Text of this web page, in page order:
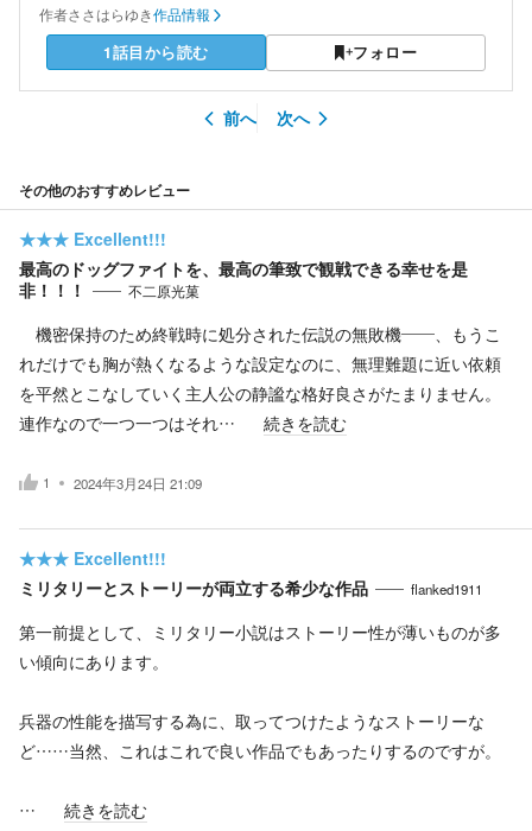
作者ささはらゆき作品情報
1話目から読む フォロー
前へ 次へ
その他のおすすめレビュー
★★★ Excellent!!!
最高のドッグファイトを、最高の筆致で観戦できる幸せを是
非！！！
不二原光菓
機密保持のため終戦時に処分された伝説の無敗機――、もうこ
れだけでも胸が熱くなるような設定なのに、無理難題に近い依頼
を平然とこなしていく主人公の静謐な格好良さがたまりません。
連作なので一つ一つはそれ…
続きを読む
1 2024年3月24日 21:09
★★★ Excellent!!!
ミリタリーとストーリーが両立する希少な作品
flanked1911
第一前提として、ミリタリー小説はストーリー性が薄いものが多
い傾向にあります。
兵器の性能を描写する為に、取ってつけたようなストーリーな
ど……当然、これはこれで良い作品でもあったりするのですが。
… 続きを読む